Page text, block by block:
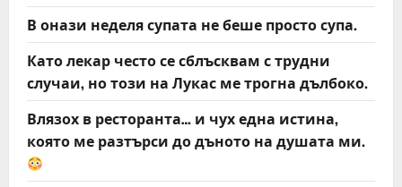
В онази неделя супата не беше просто супа.
Като лекар често се сблъсквам с трудни
случаи, но този на Лукас ме трогна дълбоко.
Влязох в ресторанта… и чух една истина,
която ме разтърси до дъното на душата ми.